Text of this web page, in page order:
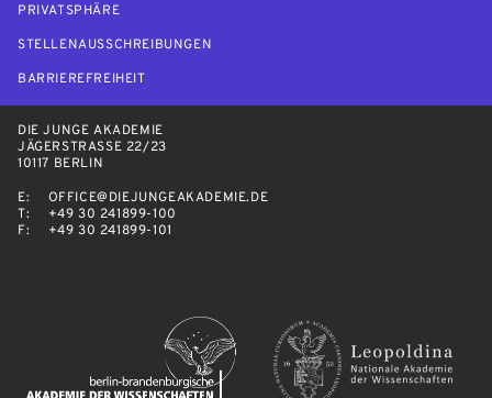
PRIVATSPHÄRE
STELLENAUSSCHREIBUNGEN
BARRIEREFREIHEIT
DIE JUNGE AKADEMIE
JÄGERSTRASSE 22/23
10117 BERLIN
E:
OFFICE@DIEJUNGEAKADEMIE.DE
T:
+49 30 241899-100
F:
+49 30 241899-101